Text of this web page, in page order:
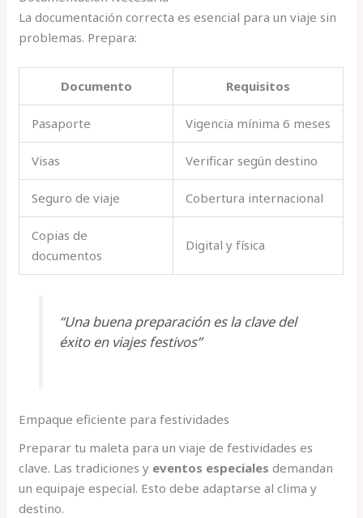
La documentación correcta es esencial para un viaje sin
problemas. Prepara:
Documento Requisitos
Pasaporte Vigencia mínima 6 meses
Visas Verificar según destino
Seguro de viaje Cobertura internacional
Copias de
documentos
Digital y física
“Una buena preparación es la clave del
éxito en viajes festivos”
Empaque eficiente para festividades
Preparar tu maleta para un viaje de festividades es
clave. Las tradiciones y eventos especiales demandan
un equipaje especial. Esto debe adaptarse al clima y
destino.